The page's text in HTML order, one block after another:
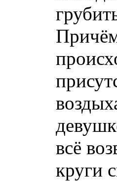
всё
круги